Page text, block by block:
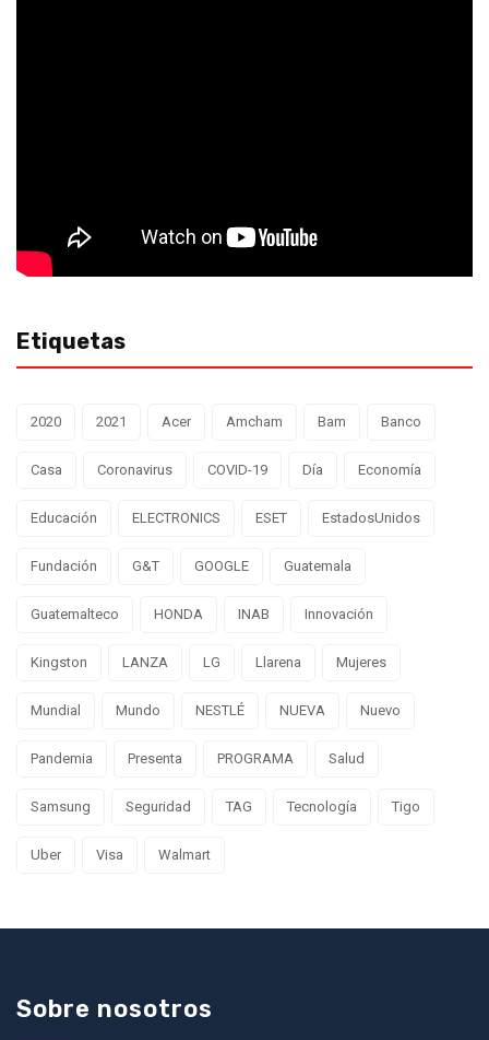
Etiquetas
2020 2021 Acer Amcham Bam Banco
Casa Coronavirus COVID-19 Día Economía
Educación ELECTRONICS ESET EstadosUnidos
Fundación G&T GOOGLE Guatemala
Guatemalteco HONDA INAB Innovación
Kingston LANZA LG Llarena Mujeres
Mundial Mundo NESTLÉ NUEVA Nuevo
Pandemia Presenta PROGRAMA Salud
Samsung Seguridad TAG Tecnología Tigo
Uber Visa Walmart
Sobre nosotros